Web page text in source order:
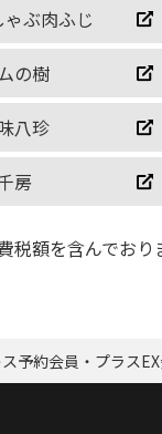
ゃぶ肉ふじ
の樹
八珍
房
税額を含んでお
予約会員・プラス